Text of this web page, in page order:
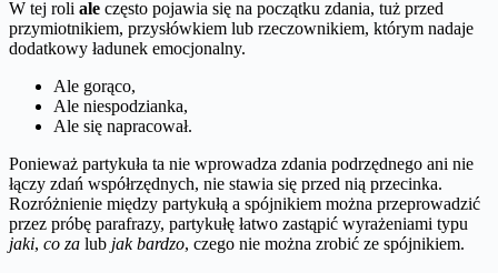
W tej roli ale często pojawia się na początku zdania, tuż przed
przymiotnikiem, przysłówkiem lub rzeczownikiem, którym nadaje
dodatkowy ładunek emocjonalny.
Ale gorąco,
Ale niespodzianka,
Ale się napracował.
Ponieważ partykuła ta nie wprowadza zdania podrzędnego ani nie
łączy zdań współrzędnych, nie stawia się przed nią przecinka.
Rozróżnienie między partykułą a spójnikiem można przeprowadzić
przez próbę parafrazy, partykułę łatwo zastąpić wyrażeniami typu
jaki, co za lub jak bardzo, czego nie można zrobić ze spójnikiem.